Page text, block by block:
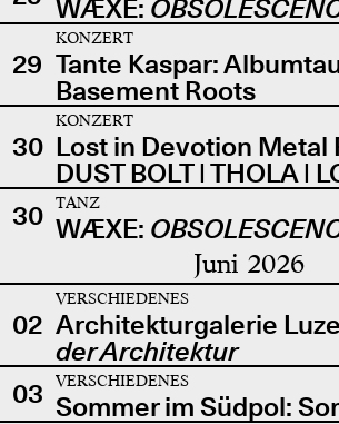
WÆXE:
29
KONZERT
Tante Kaspar:
Basement Roots
30
KONZERT
Lost in Devotion Metal
DUST BOLT | THOLA |
30
TANZ
WÆXE:
Juni 2026
02
VERSCHIEDENES
Architekturgalerie
der Architektur
03
VERSCHIEDENES
Sommer im Südpol: